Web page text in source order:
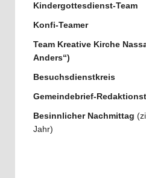
Kindergottesdienst-Team
Konfi-Teamer
Team Kreative Kirche
Anders“)
Besuchsdienstkreis
Gemeindebrief-
Besinnlicher Nachmittag
Jahr)